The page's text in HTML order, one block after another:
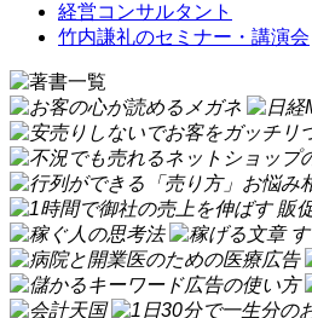
経営コンサルタント
竹内謙礼のセミナー・講演会